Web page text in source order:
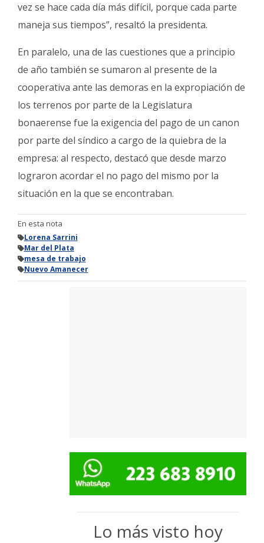
vez se hace cada día más difícil, porque cada parte
maneja sus tiempos”, resaltó la presidenta.
En paralelo, una de las cuestiones que a principio
de año también se sumaron al presente de la
cooperativa ante las demoras en la expropiación de
los terrenos por parte de la Legislatura
bonaerense fue la exigencia del pago de un canon
por parte del síndico a cargo de la quiebra de la
empresa: al respecto, destacó que desde marzo
lograron acordar el no pago del mismo por la
situación en la que se encontraban.
En esta nota
Lorena Sarrini
Mar del Plata
mesa de trabajo
Nuevo Amanecer
Lo más visto hoy